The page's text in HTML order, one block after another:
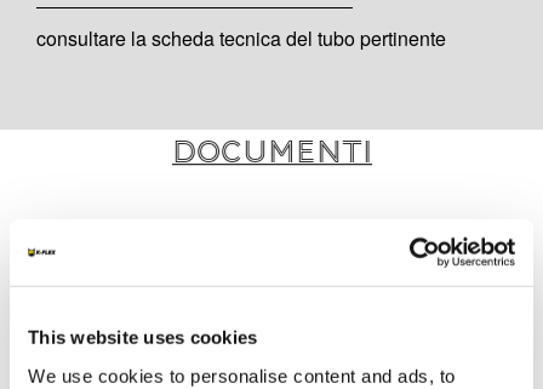
This website uses cookies
We use cookies to personalise content and ads, to
consultare la scheda tecnica del tubo pertinente
Documenti
K-FLEX BEVERAGE CATALOGUE